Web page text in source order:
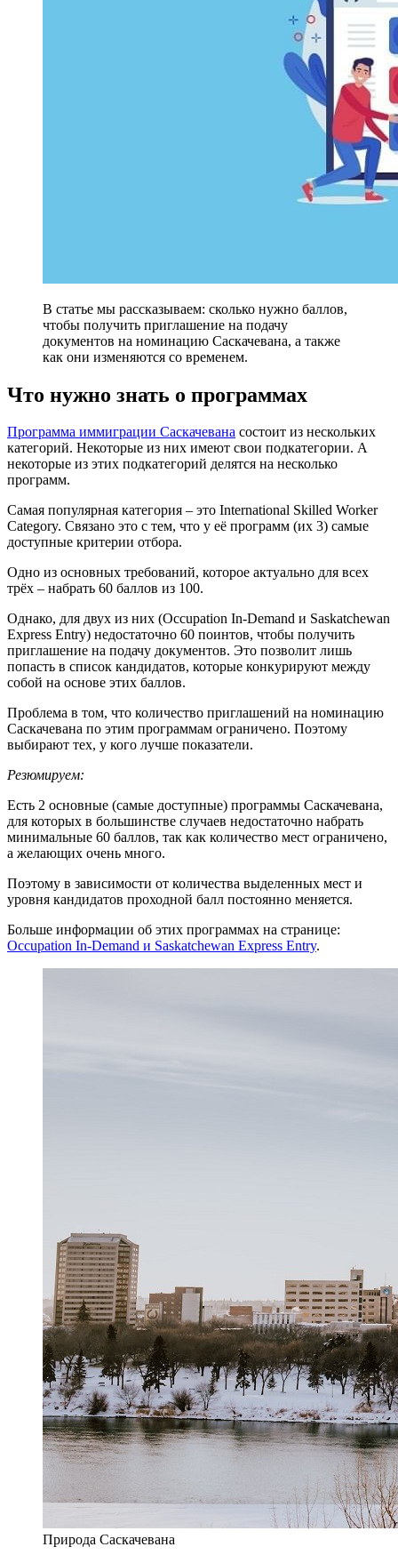
В статье мы рассказываем: сколько нужно баллов,
чтобы получить приглашение на подачу
документов на номинацию Саскачевана, а также
как они изменяются со временем.
Что нужно знать о программах
Программа иммиграции Саскачевана состоит из нескольких
категорий. Некоторые из них имеют свои подкатегории. А
некоторые из этих подкатегорий делятся на несколько
программ.
Самая популярная категория – это International Skilled Worker
Category. Связано это с тем, что у её программ (их 3) самые
доступные критерии отбора.
Одно из основных требований, которое актуально для всех
трёх – набрать 60 баллов из 100.
Однако, для двух из них (Occupation In-Demand и Saskatchewan
Express Entry) недостаточно 60 поинтов, чтобы получить
приглашение на подачу документов. Это позволит лишь
попасть в список кандидатов, которые конкурируют между
собой на основе этих баллов.
Проблема в том, что количество приглашений на номинацию
Саскачевана по этим программам ограничено. Поэтому
выбирают тех, у кого лучше показатели.
Резюмируем:
Есть 2 основные (самые доступные) программы Саскачевана,
для которых в большинстве случаев недостаточно набрать
минимальные 60 баллов, так как количество мест ограничено,
а желающих очень много.
Поэтому в зависимости от количества выделенных мест и
уровня кандидатов проходной балл постоянно меняется.
Больше информации об этих программах на странице:
Occupation In-Demand и Saskatchewan Express Entry.
Природа Саскачевана